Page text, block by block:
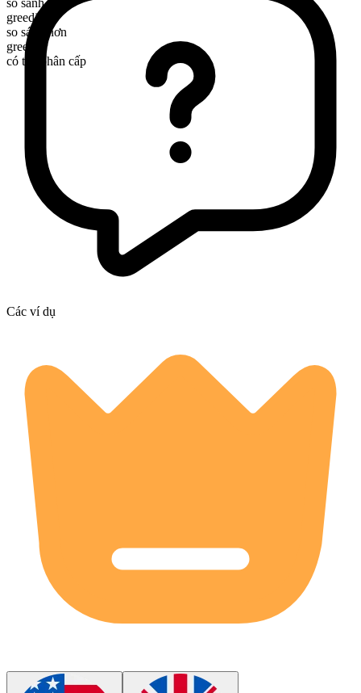
so sánh nhất
greediest
so sánh hơn
greedier
có thể phân cấp
Các ví dụ